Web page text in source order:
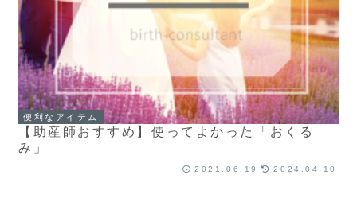
便利なアイテム
【助産師おすすめ】使ってよかった「おくる
み」
2021.06.19 2024.04.10